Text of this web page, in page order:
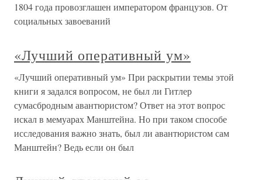
1804 года провозглашен императором французов. От
социальных завоеваний
«Лучший оперативный ум»
«Лучший оперативный ум» При раскрытии темы этой
книги я задался вопросом, не был ли Гитлер
сумасбродным авантюристом? Ответ на этот вопрос
искал в мемуарах Манштейна. Но при таком способе
исследования важно знать, был ли авантюристом сам
Манштейн? Ведь если он был